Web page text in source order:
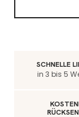
SCHNELLE
in 3 bis 5